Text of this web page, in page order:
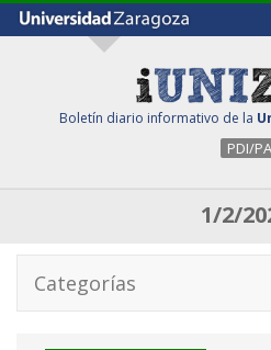
Boletín diario informativo de la
PDI/
1/2/
Categorías